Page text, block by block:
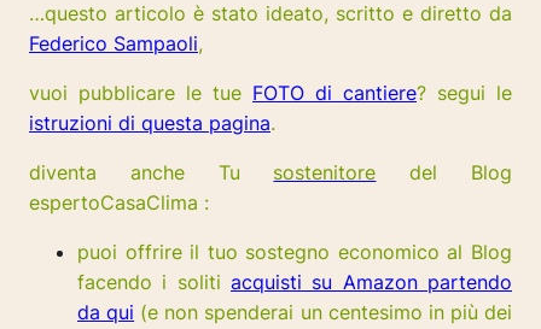
…questo articolo è stato ideato, scritto e diretto da
Federico Sampaoli,
vuoi pubblicare le tue FOTO di cantiere? segui le
istruzioni di questa pagina.
diventa anche Tu sostenitore del Blog
espertoCasaClima :
puoi offrire il tuo sostegno economico al Blog
facendo i soliti acquisti su Amazon partendo
da qui (e non spenderai un centesimo in più dei